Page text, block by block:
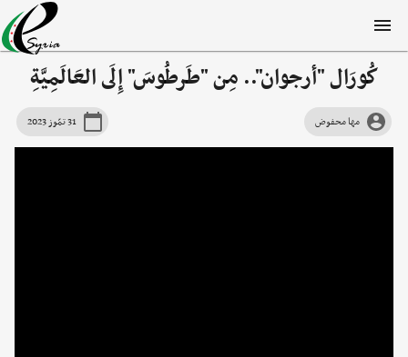
كُورَال "أرجوان".. مِن "طَرطُوسَ" إِلَى العَالَمِيَّةِ
مها محفوض 31 تمّوز 2023